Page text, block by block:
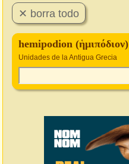
hemipodion (ἡμιπόδιον)
Unidades de la Antigua Grecia